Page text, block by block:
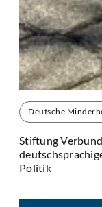
Deutsche
Stiftung
Politik